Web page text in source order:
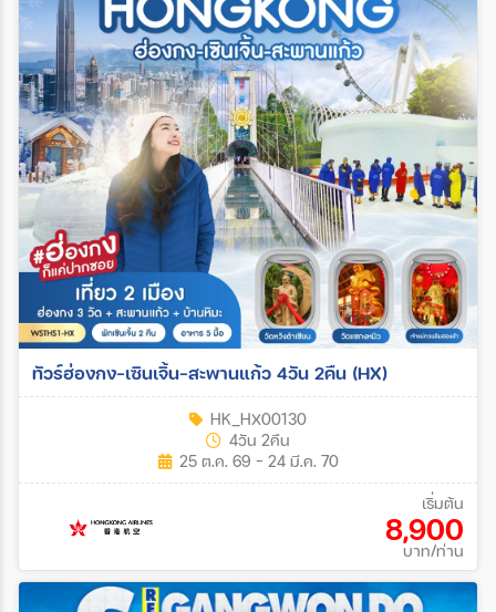
ทัวร์ฮ่องกง-เซินเจิ้น-สะพานแก้ว 4วัน 2คืน (HX)
HK_HX00130
4วัน 2คืน
25 ต.ค. 69 - 24 มี.ค. 70
เริ่มต้น
8,900
บาท/ท่าน